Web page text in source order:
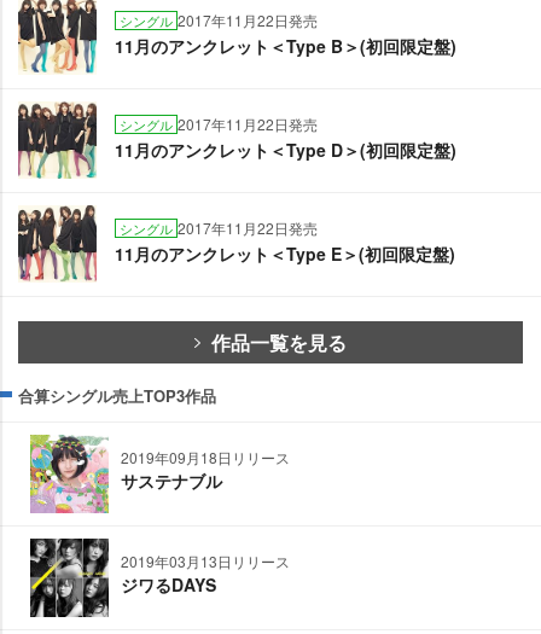
シングル 2017年11月22日発売
11月のアンクレット＜Type B＞(初回限定盤)
シングル 2017年11月22日発売
11月のアンクレット＜Type D＞(初回限定盤)
シングル 2017年11月22日発売
11月のアンクレット＜Type E＞(初回限定盤)
作品一覧を見る
合算シングル売上TOP3作品
2019年09月18日リリース
サステナブル
2019年03月13日リリース
ジワるDAYS